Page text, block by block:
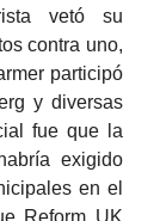
vetó su
contra uno,
participó
y diversas
fue que la
exigido
en el